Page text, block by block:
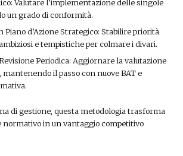
Valutare l’implementazione delle singole
un grado di conformità.
Piano d’Azione Strategico: Stabilire priorità
e tempistiche per colmare i divari.
Periodica: Aggiornare la valutazione
il passo con nuove BAT e
di gestione, questa metodologia trasforma
normativo in un vantaggio competitivo